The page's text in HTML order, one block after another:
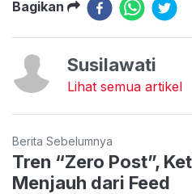
Bagikan
Susilawati
Lihat semua artikel
Berita Sebelumnya
Tren “Zero Post”,
Menjauh dari Feed